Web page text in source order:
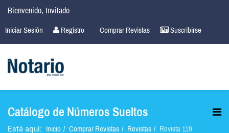
Bienvenido, Invitado
Registro
Iniciar Sesión Suscribirse
Comprar Revistas
Catálogo de Números Sueltos
Está aquí: Inicio Comprar Revistas Revistas Revista 119